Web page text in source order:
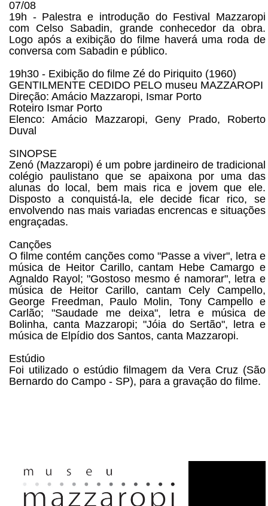
07/08
19h - Palestra e introdução do Festival Mazzaropi
com Celso Sabadin, grande conhecedor da obra.
Logo após a exibição do filme haverá uma roda de
conversa com Sabadin e público.
19h30 - Exibição do filme Zé do Piriquito (1960)
GENTILMENTE CEDIDO PELO museu MAZZAROPI
Direção: Amácio Mazzaropi, Ismar Porto
Roteiro Ismar Porto
Elenco: Amácio Mazzaropi, Geny Prado, Roberto
Duval
SINOPSE
Zenó (Mazzaropi) é um pobre jardineiro de tradicional
colégio paulistano que se apaixona por uma das
alunas do local, bem mais rica e jovem que ele.
Disposto a conquistá-la, ele decide ficar rico, se
envolvendo nas mais variadas encrencas e situações
engraçadas.
Canções
O filme contém canções como "Passe a viver", letra e
música de Heitor Carillo, cantam Hebe Camargo e
Agnaldo Rayol; "Gostoso mesmo é namorar", letra e
música de Heitor Carillo, cantam Cely Campello,
George Freedman, Paulo Molin, Tony Campello e
Carlão; "Saudade me deixa", letra e música de
Bolinha, canta Mazzaropi; "Jóia do Sertão", letra e
música de Elpídio dos Santos, canta Mazzaropi.
Estúdio
Foi utilizado o estúdio filmagem da Vera Cruz (São
Bernardo do Campo - SP), para a gravação do filme.